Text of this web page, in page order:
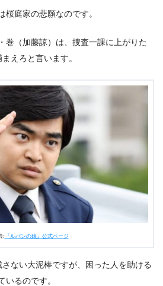
庭家の悲願なのです。
巻（加藤諒）は、捜査一課に上がりた
えろと言います。
: 『ルパンの娘』公式ページ
ない大泥棒ですが、困った人を助ける
いるのです。